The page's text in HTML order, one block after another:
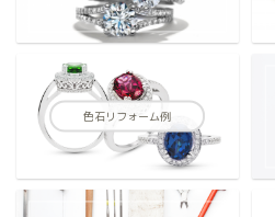
色石リフォーム例